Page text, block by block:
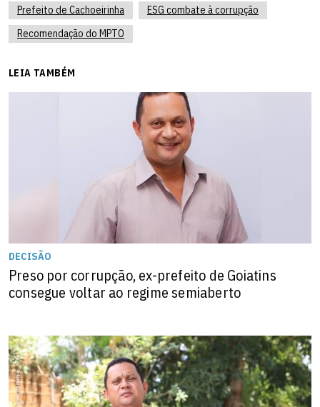
Prefeito de Cachoeirinha
ESG combate à corrupção
Recomendação do MPTO
LEIA TAMBÉM
DECISÃO
Preso por corrupção, ex-prefeito de Goiatins
consegue voltar ao regime semiaberto